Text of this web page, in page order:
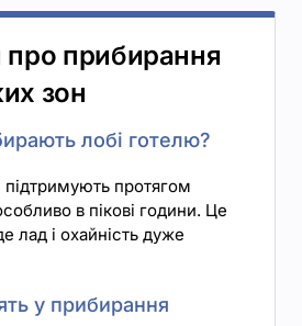
про прибирання
зон
лобі готелю?
підтримують протягом
в пікові години. Це
лад і охайність дуже
у прибирання